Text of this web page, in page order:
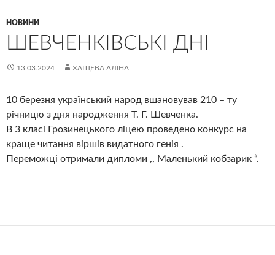
НОВИНИ
ШЕВЧЕНКІВСЬКІ ДНІ
13.03.2024 ХАЩЕВА АЛІНА
10 березня український народ вшановував 210 – ту
річницю з дня народження Т. Г. Шевченка.
В 3 класі Грозинецького ліцею проведено конкурс на
краще читання віршів видатного генія .
Переможці отримали дипломи ,, Маленький кобзарик “.